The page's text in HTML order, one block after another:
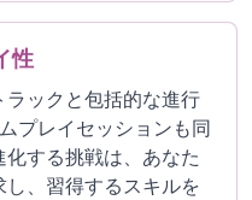
性
ックと包括的な進行
プレイセッションも同
する挑戦は、あなた
、習得するスキルを